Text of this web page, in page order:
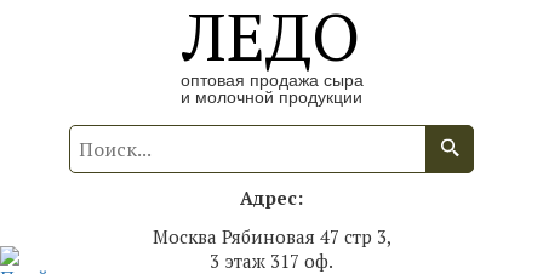
ЛЕДО
оптовая продажа сыра
и молочной продукции
Адрес:
Москва Рябиновая 47 стр 3,
3 этаж 317 оф.